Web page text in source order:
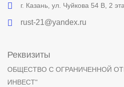
г. Казань, ул. Чуйкова 54 В, 2
rust-21@yandex.ru
Реквизиты
ОБЩЕСТВО С ОГРАНИЧЕННОЙ
ИНВЕСТ"